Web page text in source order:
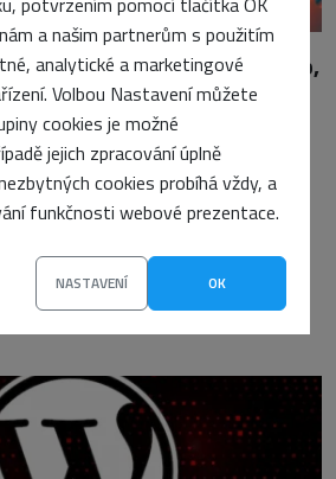
a našim partnerům s použitím
analytické a marketingové
Volbou Nastavení můžete
cookies je možné
jejich zpracování úplně
cookies probíhá vždy, a
funkčnosti webové prezentace.
NASTAVENÍ OK
HDR: Jak to změní způsob,
Tomášek